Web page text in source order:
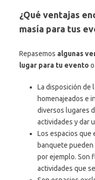
¿Qué ventajas
masía para tus
Repasemos algunas
lugar para tu evento
La disposición de
homenajeados e
diversos lugares
actividades y dar
Los espacios que
banquete
por ejemplo. Son
actividades que